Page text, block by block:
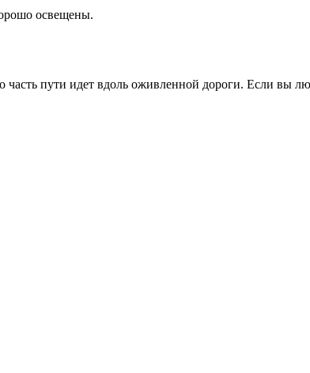
освещены.
часть пути идет вдоль оживленной дороги. Если